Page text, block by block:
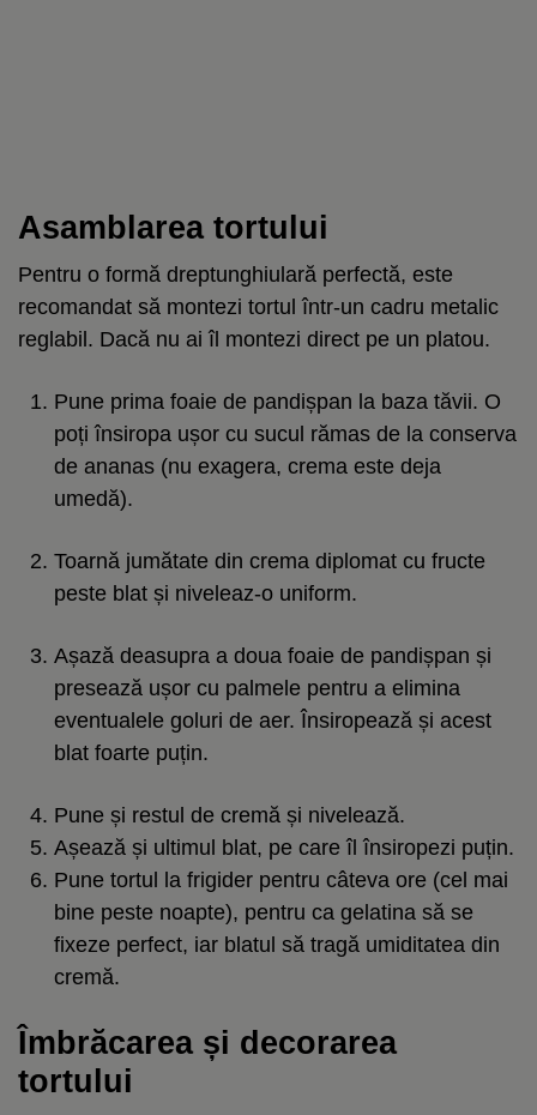
Asamblarea tortului
Pentru o formă dreptunghiulară perfectă, este
recomandat să montezi tortul într-un cadru metalic
reglabil. Dacă nu ai îl montezi direct pe un platou.
Pune prima foaie de pandișpan la baza tăvii. O
poți însiropa ușor cu sucul rămas de la conserva
de ananas (nu exagera, crema este deja
umedă).
Toarnă jumătate din crema diplomat cu fructe
peste blat și niveleaz-o uniform.
Așază deasupra a doua foaie de pandișpan și
presează ușor cu palmele pentru a elimina
eventualele goluri de aer. Însiropează și acest
blat foarte puțin.
Pune și restul de cremă și nivelează.
Așează și ultimul blat, pe care îl însiropezi puțin.
Pune tortul la frigider pentru câteva ore (cel mai
bine peste noapte), pentru ca gelatina să se
fixeze perfect, iar blatul să tragă umiditatea din
cremă.
Îmbrăcarea și decorarea
tortului